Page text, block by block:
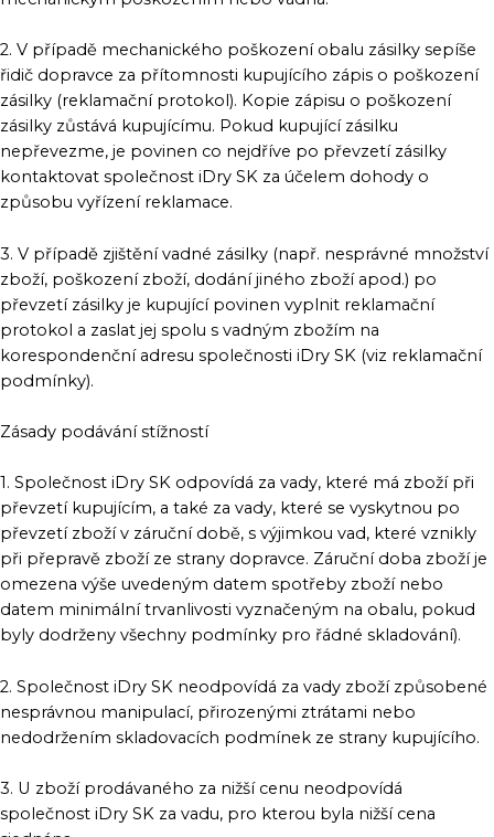
2. V případě mechanického poškození obalu zásilky sepíše
řidič dopravce za přítomnosti kupujícího zápis o poškození
zásilky (reklamační protokol). Kopie zápisu o poškození
zásilky zůstává kupujícímu. Pokud kupující zásilku
nepřevezme, je povinen co nejdříve po převzetí zásilky
kontaktovat společnost iDry SK za účelem dohody o
způsobu vyřízení reklamace.
3. V případě zjištění vadné zásilky (např. nesprávné množství
zboží, poškození zboží, dodání jiného zboží apod.) po
převzetí zásilky je kupující povinen vyplnit reklamační
protokol a zaslat jej spolu s vadným zbožím na
korespondenční adresu společnosti iDry SK (viz reklamační
podmínky).
Zásady podávání stížností
1. Společnost iDry SK odpovídá za vady, které má zboží při
převzetí kupujícím, a také za vady, které se vyskytnou po
převzetí zboží v záruční době, s výjimkou vad, které vznikly
při přepravě zboží ze strany dopravce. Záruční doba zboží je
omezena výše uvedeným datem spotřeby zboží nebo
datem minimální trvanlivosti vyznačeným na obalu, pokud
byly dodrženy všechny podmínky pro řádné skladování).
2. Společnost iDry SK neodpovídá za vady zboží způsobené
nesprávnou manipulací, přirozenými ztrátami nebo
nedodržením skladovacích podmínek ze strany kupujícího.
3. U zboží prodávaného za nižší cenu neodpovídá
společnost iDry SK za vadu, pro kterou byla nižší cena